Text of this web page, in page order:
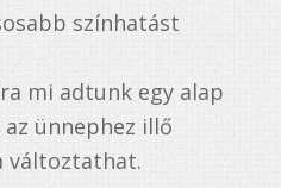
színhatást
mi adtunk egy alap
ünnephez illő
változtathat.